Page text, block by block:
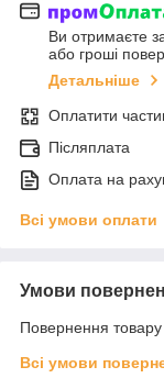
Ви отримаєте
або гроші
Детальніше
Оплатити
Післяплата
Оплата на
Всі умови оплати
Умови
Повернення
Всі умови